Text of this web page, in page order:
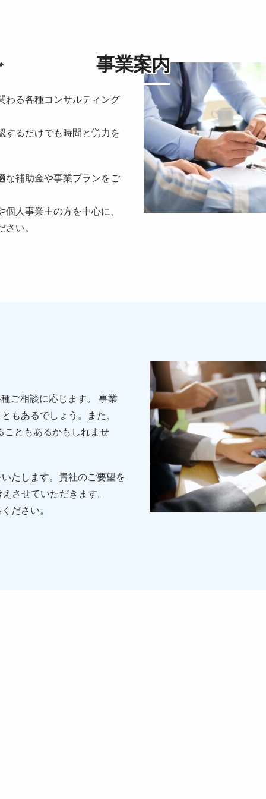
事業案内
わる各種コンサルティング
するだけでも時間と労力を
な補助金や事業プランをご
人事業主の方を中心に、
い。
ご相談に応じます。 事業
もあるでしょう。また、
こともあるかもしれませ
たします。貴社のご要望を
させていただきます。
ださい。